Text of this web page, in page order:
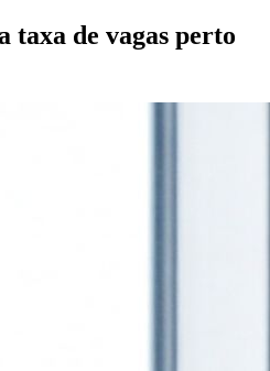
taxa de vagas perto